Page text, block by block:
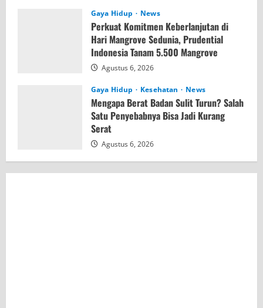
Gaya Hidup News
Perkuat Komitmen Keberlanjutan di
Hari Mangrove Sedunia, Prudential
Indonesia Tanam 5.500 Mangrove
Agustus 6, 2026
Gaya Hidup Kesehatan News
Mengapa Berat Badan Sulit Turun? Salah
Satu Penyebabnya Bisa Jadi Kurang
Serat
Agustus 6, 2026